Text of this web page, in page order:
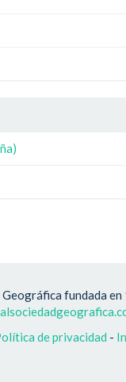
Geográfica fundada en
de privacidad -